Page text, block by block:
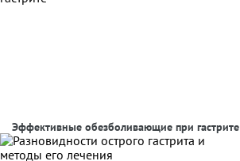
Эффективные обезболивающие при гастрите